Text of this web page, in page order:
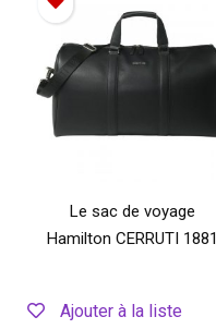
Le sac de voyage
Hamilton CERRUTI 1881
Ajouter à la liste